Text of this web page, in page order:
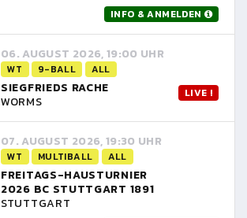
INFO & ANMELDEN
06. AUGUST 2026, 19:00 UHR
WT 9-BALL ALL
SIEGFRIEDS RACHE
WORMS
LIVE !
07. AUGUST 2026, 19:30 UHR
WT MULTIBALL ALL
FREITAGS-HAUSTURNIER
2026 BC STUTTGART 1891
STUTTGART